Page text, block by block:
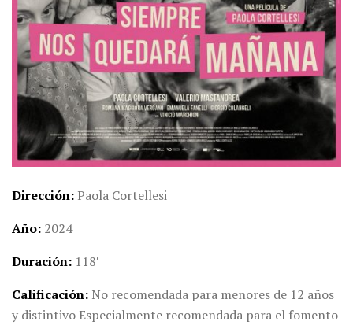
Dirección Paola Cortellesi
Año 2024
Duración 118′
Calificación No recomendada para menores de 12 años
y distintivo Especialmente recomendada para el fomento